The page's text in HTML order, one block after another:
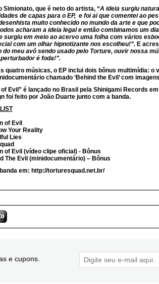
Simionato, que é neto do artista, “A ideia surgiu
de capas para o EP, e foi ai que comentei ao
muito conhecido no mundo da arte e que
acharam a ideia legal e então combinamos um
surgiu em meio ao acervo uma folha com vários
com um olhar hipnotizante nos escolheu!”.E
do meu avô sendo usado pelo Torture, ouvir nossa
é foda!”.
quatro músicas, o EP inclui dois bônus multimídia: o
chamado ‘Behind the Evil’ com
Evil” é lançado no Brasil pela Shinigami Records
foi feito por João Duarte junto com a banda.
of Evil
Your Reality
Lies
of Evil (vídeo clipe oficial) - Bônus
The Evil (minidocumentário) – Bônus
em: http://torturesquad.net.br/
e cupons.